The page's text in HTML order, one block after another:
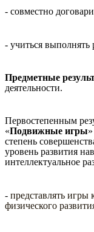
- совместно
- учиться выполнять
Предметные
деятельности.
Первостепенным
«Подвижные игры
степень
уровень развития
интеллектуальное
- представлять игры
физического